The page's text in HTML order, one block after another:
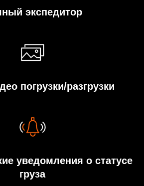
экспедитор
погрузки/разгрузки
уведомления о статусе
груза